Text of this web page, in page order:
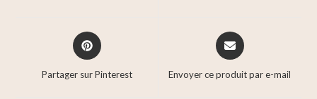
Partager sur Pinterest Envoyer ce produit par e-mail